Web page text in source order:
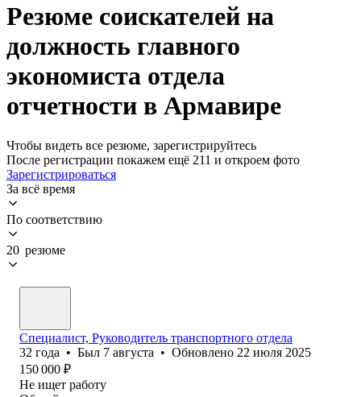
Резюме соискателей на
должность главного
экономиста отдела
отчетности в Армавире
Чтобы видеть все резюме, зарегистрируйтесь
После регистрации покажем ещё 211 и откроем фото
Зарегистрироваться
За всё время
По соответствию
20 резюме
Специалист, Руководитель транспортного отдела
32 года • Был 7 августа • Обновлено 22 июля 2025
150 000 ₽
Не ищет работу